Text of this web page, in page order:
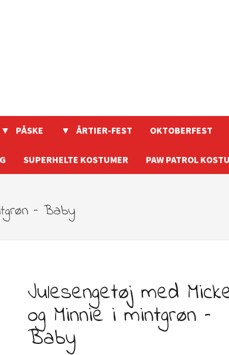
PÅSKE ÅRTIER-FEST OKTOBERFEST
SUPERHELTE KOSTUMER PAW PATROL
– Baby
Julesengetøj med
og Minnie i mintgrøn –
Baby